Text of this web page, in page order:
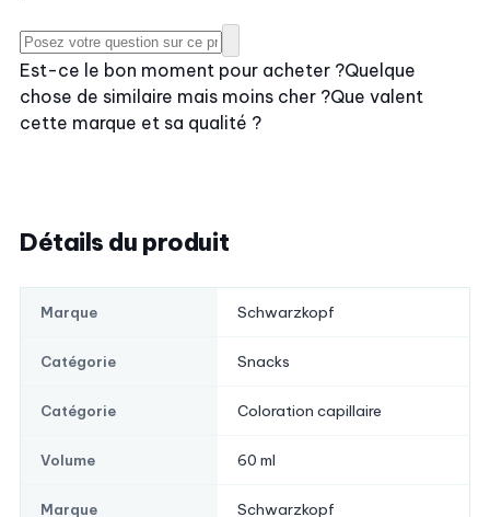
Est-ce le bon moment pour acheter ?Quelque
chose de similaire mais moins cher ?Que valent
cette marque et sa qualité ?
Détails du produit
Marque Schwarzkopf
Catégorie Snacks
Catégorie Coloration capillaire
Volume 60 ml
Marque Schwarzkopf